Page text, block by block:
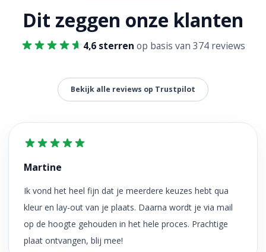
Dit zeggen onze klanten
4,6 sterren op basis van 374 reviews
Bekijk alle reviews op Trustpilot
Martine
Ik vond het heel fijn dat je meerdere keuzes hebt qua
kleur en lay-out van je plaats. Daarna wordt je via mail
op de hoogte gehouden in het hele proces. Prachtige
plaat ontvangen, blij mee!